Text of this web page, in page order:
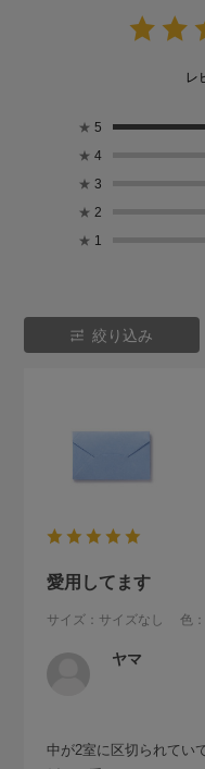
レ
★ 5
★ 4
★ 3
★ 2
★ 1
絞り込み
愛用してます
サイズ：サイズなし 色
ヤマ
中が2室に区切られてい